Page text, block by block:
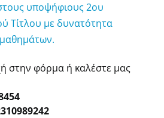
στους υποψήφιους2ου
Τίτλου με δυνατότητα
στην φόρμα ή καλέστε μας